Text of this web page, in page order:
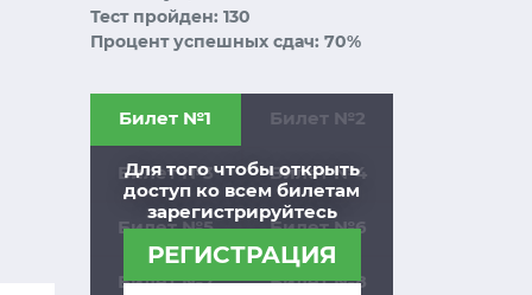
Тест пройден: 130
Процент успешных сдач: 70%
Для того чтобы открыть
доступ ко всем билетам
зарегистрируйтесь
РЕГИСТРАЦИЯ
Билет №1 Билет №2
Билет №3 Билет №4
Билет №5 Билет №6
Билет №7 Билет №8